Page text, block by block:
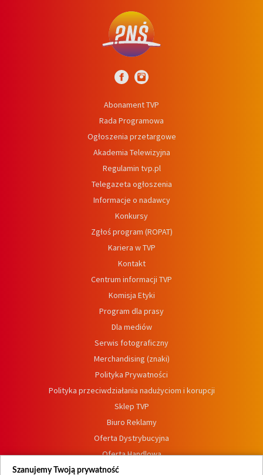
Abonament TVP
Rada Programowa
Ogłoszenia przetargowe
Akademia Telewizyjna
Regulamin tvp.pl
Telegazeta ogłoszenia
Informacje o nadawcy
Konkursy
Zgłoś program (ROPAT)
Kariera w TVP
Kontakt
Centrum informacji TVP
Komisja Etyki
Program dla prasy
Dla mediów
Serwis fotograficzny
Merchandising (znaki)
Polityka Prywatności
Polityka przeciwdziałania nadużyciom i korupcji
Sklep TVP
Biuro Reklamy
Oferta Dystrybucyjna
Oferta Handlowa
Dostępność
Szanujemy Twoją prywatność